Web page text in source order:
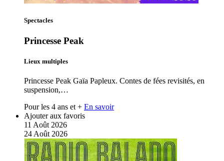
Spectacles
Princesse Peak
Lieux multiples
Princesse Peak Gaïa Papleux. Contes de fées revisités, en
suspension,…
Pour les 4 ans et + En savoir
Ajouter aux favoris
11 Août 2026
24 Août 2026